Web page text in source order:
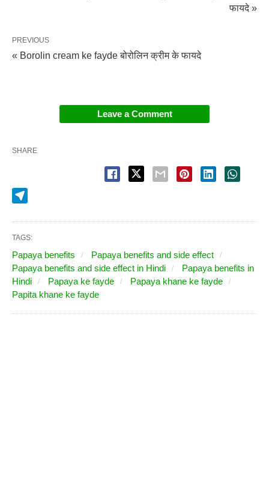
फायदे »
PREVIOUS
« Borolin cream ke fayde बोरोलिन क्रीम के फायदे
Leave a Comment
SHARE
TAGS:
Papaya benefits
Papaya benefits and side effect
Papaya benefits and side effect in Hindi
Papaya benefits in
Hindi
Papaya ke fayde
Papaya khane ke fayde
Papita khane ke fayde